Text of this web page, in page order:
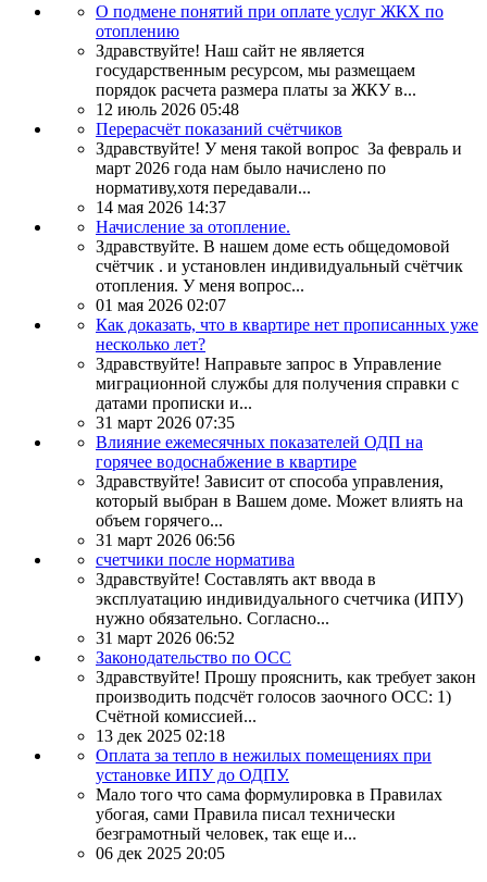
О подмене понятий при оплате услуг ЖКХ по
отоплению
Здравствуйте! Наш сайт не является
государственным ресурсом, мы размещаем
порядок расчета размера платы за ЖКУ в...
12 июль 2026 05:48
Перерасчёт показаний счётчиков
Здравствуйте! У меня такой вопрос За февраль и
март 2026 года нам было начислено по
нормативу,хотя передавали...
14 мая 2026 14:37
Начисление за отопление.
Здравствуйте. В нашем доме есть общедомовой
счётчик . и установлен индивидуальный счётчик
отопления. У меня вопрос...
01 мая 2026 02:07
Как доказать, что в квартире нет прописанных уже
несколько лет?
Здравствуйте! Направьте запрос в Управление
миграционной службы для получения справки с
датами прописки и...
31 март 2026 07:35
Влияние ежемесячных показателей ОДП на
горячее водоснабжение в квартире
Здравствуйте! Зависит от способа управления,
который выбран в Вашем доме. Может влиять на
объем горячего...
31 март 2026 06:56
счетчики после норматива
Здравствуйте! Составлять акт ввода в
эксплуатацию индивидуального счетчика (ИПУ)
нужно обязательно. Согласно...
31 март 2026 06:52
Законодательство по ОСС
Здравствуйте! Прошу прояснить, как требует закон
производить подсчёт голосов заочного ОСС: 1)
Счётной комиссией...
13 дек 2025 02:18
Оплата за тепло в нежилых помещениях при
установке ИПУ до ОДПУ.
Мало того что сама формулировка в Правилах
убогая, сами Правила писал технически
безграмотный человек, так еще и...
06 дек 2025 20:05